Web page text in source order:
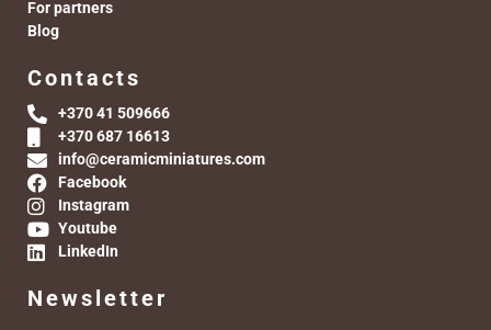
For partners
Blog
Contacts
+370 41 509666
+370 687 16613
info@ceramicminiatures.com
Facebook
Instagram
Youtube
LinkedIn
Newsletter